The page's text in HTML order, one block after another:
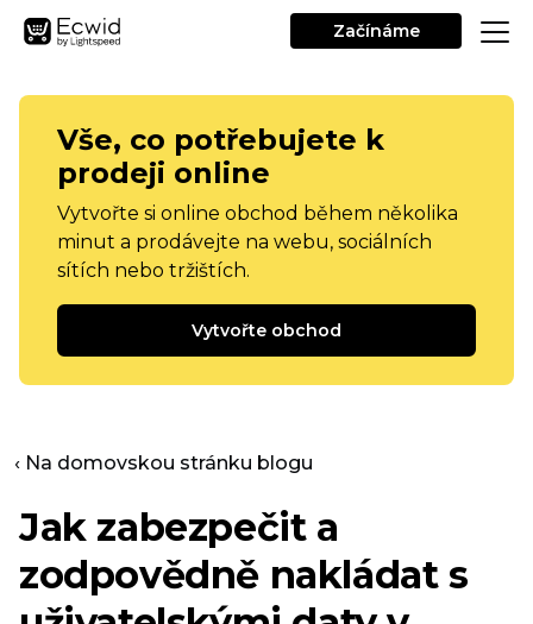
Začínáme
Vše, co potřebujete k
prodeji online
Vytvořte si online obchod během několika
minut a prodávejte na webu, sociálních
sítích nebo tržištích.
Vytvořte obchod
‹ Na domovskou stránku blogu
Jak zabezpečit a
zodpovědně nakládat s